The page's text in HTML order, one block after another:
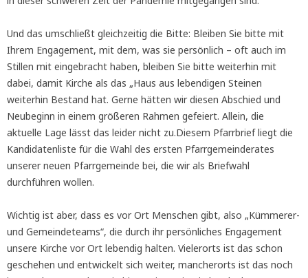
Und das umschließt gleichzeitig die Bitte: Bleiben Sie bitte mit
Ihrem Engagement, mit dem, was sie persönlich – oft auch im
Stillen mit eingebracht haben, bleiben Sie bitte weiterhin mit
dabei, damit Kirche als das „Haus aus lebendigen Steinen
weiterhin Bestand hat. Gerne hätten wir diesen Abschied und
Neubeginn in einem größeren Rahmen gefeiert. Allein, die
aktuelle Lage lässt das leider nicht zu.Diesem Pfarrbrief liegt die
Kandidatenliste für die Wahl des ersten Pfarrgemeinderates
unserer neuen Pfarrgemeinde bei, die wir als Briefwahl
durchführen wollen.
Wichtig ist aber, dass es vor Ort Menschen gibt, also „Kümmerer-
und Gemeindeteams“, die durch ihr persönliches Engagement
unsere Kirche vor Ort lebendig halten. Vielerorts ist das schon
geschehen und entwickelt sich weiter, mancherorts ist das noch